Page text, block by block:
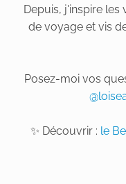
Depuis, j'inspire
de voyage et vis
Posez-moi vos
✨ Découvrir : le